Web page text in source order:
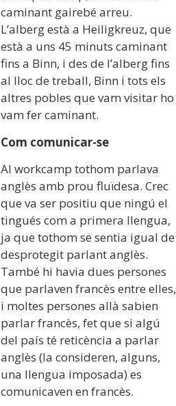
caminant gairebé arreu.
L’alberg està a Heiligkreuz, que
està a uns 45 minuts caminant
fins a Binn, i des de l’alberg fins
al lloc de treball, Binn i tots els
altres pobles que vam visitar ho
vam fer caminant.
Com comunicar-se
Al workcamp tothom parlava
anglès amb prou fluïdesa. Crec
que va ser positiu que ningú el
tingués com a primera llengua,
ja que tothom se sentia igual de
desprotegit parlant anglès.
També hi havia dues persones
que parlaven francès entre elles,
i moltes persones allà sabien
parlar francès, fet que si algú
del país té reticència a parlar
anglès (la consideren, alguns,
una llengua imposada) es
comunicaven en francès.